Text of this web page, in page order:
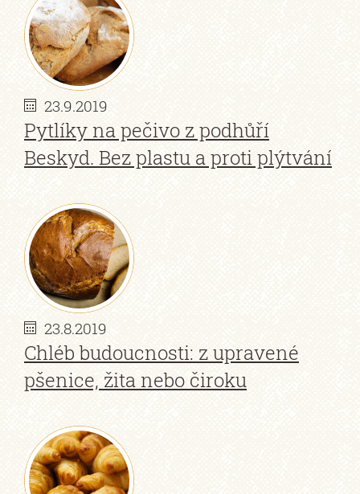
23.9.2019
Pytlíky na pečivo z podhůří
Beskyd. Bez plastu a proti plýtvání
23.8.2019
Chléb budoucnosti: z upravené
pšenice, žita nebo čiroku